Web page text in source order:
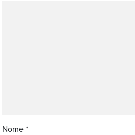
Nome *